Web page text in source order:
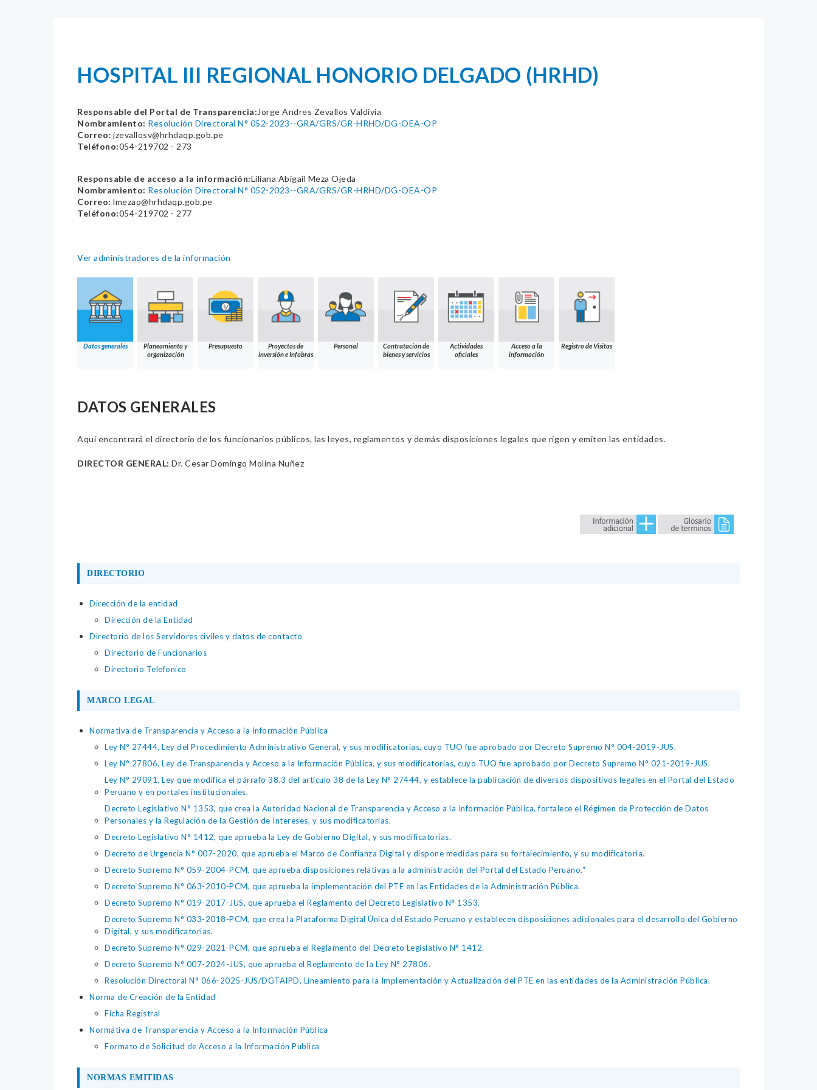
HOSPITAL III REGIONAL HONORIO DELGADO (HRHD)
Responsable del Portal de Transparencia: Jorge Andres Zevallos Valdivia
Nombramiento: Resolución Directoral N° 052-2023--GRA/GRS/GR-HRHD/DG-OEA-OP
Correo: jzevallosv@hrhdaqp.gob.pe
Teléfono:054-219702 - 273
Responsable de acceso a la información:Liliana Abigail Meza Ojeda
Nombramiento: Resolución Directoral N° 052-2023--GRA/GRS/GR-HRHD/DG-OEA-OP
Correo: lmezao@hrhdaqp.gob.pe
Teléfono:054-219702 - 277
Ver administradores de la información
Datos generales
Planeamiento y
organización
Presupuesto
Proyectos de
inversión e Infobras
Personal
Contratación de
bienes y servicios
Actividades
oficiales
Acceso a la
información
Registro de Visitas
DATOS GENERALES
Aquí encontrará el directorio de los funcionarios públicos, las leyes, reglamentos y demás disposiciones legales que rigen y emiten las entidades.
DIRECTOR GENERAL: Dr. Cesar Domingo Molina Nuñez
DIRECTORIO
Dirección de la entidad
Dirección de la Entidad
Directorio de los Servidores civiles y datos de contacto
Directorio de Funcionarios
Directorio Telefonico
MARCO LEGAL
Normativa de Transparencia y Acceso a la Información Pública
Ley N° 27444, Ley del Procedimiento Administrativo General, y sus modificatorias, cuyo TUO fue aprobado por Decreto Supremo N° 004-2019-JUS.
Ley N° 27806, Ley de Transparencia y Acceso a la Información Pública, y sus modificatorias, cuyo TUO fue aprobado por Decreto Supremo N° 021-2019-JUS.
Ley N° 29091, Ley que modifica el párrafo 38.3 del artículo 38 de la Ley N° 27444, y establece la publicación de diversos dispositivos legales en el Portal del Estado
Peruano y en portales institucionales.
Decreto Legislativo N° 1353, que crea la Autoridad Nacional de Transparencia y Acceso a la Información Pública, fortalece el Régimen de Protección de Datos
Personales y la Regulación de la Gestión de Intereses, y sus modificatorias.
Decreto Legislativo N° 1412, que aprueba la Ley de Gobierno Digital, y sus modificatorias.
Decreto de Urgencia N° 007-2020, que aprueba el Marco de Confianza Digital y dispone medidas para su fortalecimiento, y su modificatoria.
Decreto Supremo N° 059-2004-PCM, que aprueba disposiciones relativas a la administración del Portal del Estado Peruano."
Decreto Supremo N° 063-2010-PCM, que aprueba la implementación del PTE en las Entidades de la Administración Pública.
Decreto Supremo N° 019-2017-JUS, que aprueba el Reglamento del Decreto Legislativo N° 1353.
Decreto Supremo N° 033-2018-PCM, que crea la Plataforma Digital Única del Estado Peruano y establecen disposiciones adicionales para el desarrollo del Gobierno
Digital, y sus modificatorias.
Decreto Supremo N° 029-2021-PCM, que aprueba el Reglamento del Decreto Legislativo N° 1412.
Decreto Supremo N° 007-2024-JUS, que aprueba el Reglamento de la Ley N° 27806.
Resolución Directoral N° 066-2025-JUS/DGTAIPD, Lineamiento para la Implementación y Actualización del PTE en las entidades de la Administración Pública.
Norma de Creación de la Entidad
Ficha Registral
Normativa de Transparencia y Acceso a la Información Pública
Formato de Solicitud de Acceso a la Información Publica
NORMAS EMITIDAS